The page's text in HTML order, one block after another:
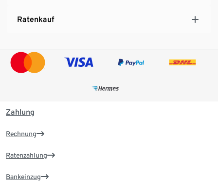
Ratenkauf
Zahlung
Rechnung
Ratenzahlung
Bankeinzug